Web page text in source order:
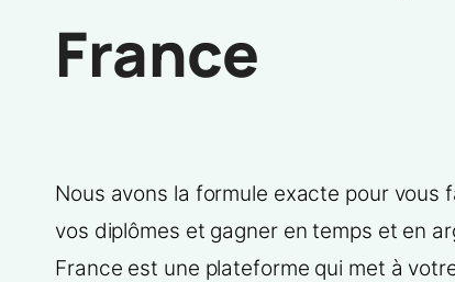
France
Nous avons la formule exacte pour vous
vos diplômes et gagner en temps et en
France est une plateforme qui met à